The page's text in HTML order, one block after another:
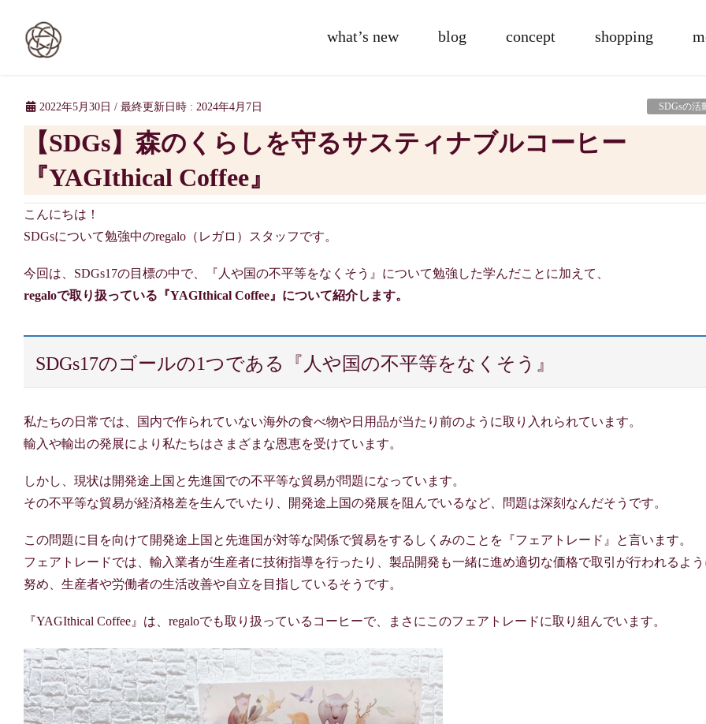
what’s new blog concept shopping
2022年5月30日 / 最終更新日時 : 2024年4月7日 SDGsの活
【SDGs】森のくらしを守るサスティナブルコーヒー
『YAGIthical Coffee』
こんにちは！
SDGsについて勉強中のregalo（レガロ）スタッフです。
今回は、SDGs17の目標の中で、『人や国の不平等をなくそう』について勉強した学んだことに加えて、
regaloで取り扱っている『YAGIthical Coffee』について紹介します。
SDGs17のゴールの1つである『人や国の不平等をなくそう』
私たちの日常では、国内で作られていない海外の食べ物や日用品が当たり前のように取り入れられています。
輸入や輸出の発展により私たちはさまざまな恩恵を受けています。
しかし、現状は開発途上国と先進国での不平等な貿易が問題になっています。
その不平等な貿易が経済格差を生んでいたり、開発途上国の発展を阻んでいるなど、問題は深刻なんだそうです。
この問題に目を向けて開発途上国と先進国が対等な関係で貿易をするしくみのことを『フェアトレード』と言います。
フェアトレードでは、輸入業者が生産者に技術指導を行ったり、製品開発も一緒に進め適切な価格で取引が行われるよ
努め、生産者や労働者の生活改善や自立を目指しているそうです。
『YAGIthical Coffee』は、regaloでも取り扱っているコーヒーで、まさにこのフェアトレードに取り組んでいます。